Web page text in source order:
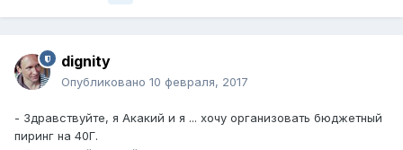
dignity
Опубликовано 10 февраля, 2017
- Здравствуйте, я Акакий и я ... хочу организовать бюджетный
пиринг на 40Г.